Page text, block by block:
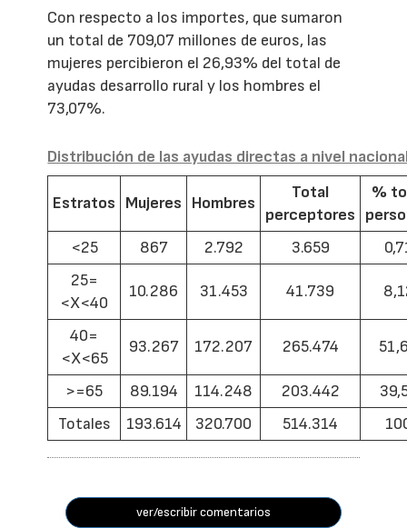
Con respecto a los importes, que sumaron
un total de 709,07 millones de euros, las
mujeres percibieron el 26,93% del total de
ayudas desarrollo rural y los hombres el
73,07%.
Distribución de las ayudas directas a nivel
Estratos Mujeres Hombres
Total
perceptores
%
<25
867 2.792 3.659
25=
<X<40
10.286 31.453 41.739
40=
<X<65
93.267 172.207 265.474
>=65 89.194 114.248 203.442
Totales
193.614 320.700 514.314
ver/escribir comentarios